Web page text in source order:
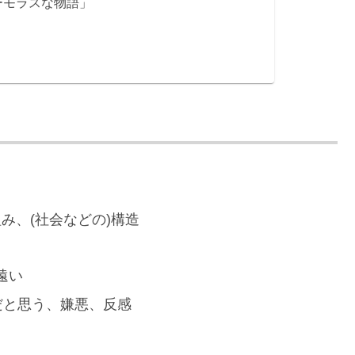
、(社会などの)構造
い
思う、嫌悪、反感